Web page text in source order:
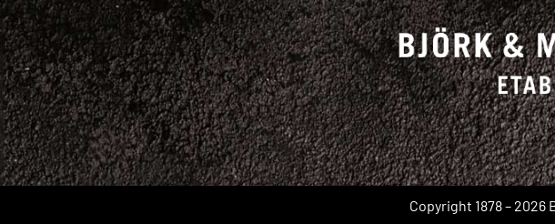
Copyright 1878 – 2026